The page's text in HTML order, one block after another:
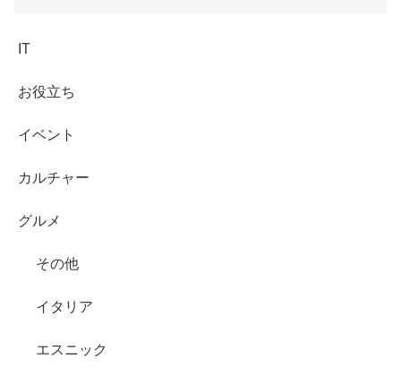
IT
お役立ち
イベント
カルチャー
グルメ
その他
イタリア
エスニック